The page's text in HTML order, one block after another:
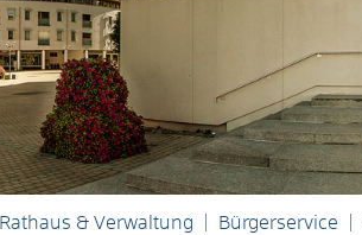
Rathaus & Verwaltung Bürgerservice